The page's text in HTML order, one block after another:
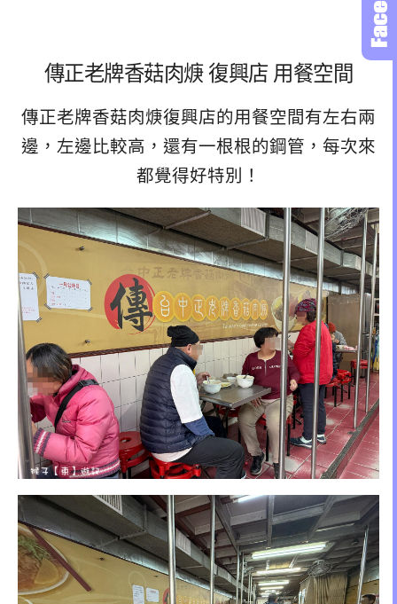
傳正老牌香菇肉焿 復興店 用餐空間
傳正老牌香菇肉焿復興店的用餐空間有左右兩
邊，左邊比較高，還有一根根的鋼管，每次來
都覺得好特別！